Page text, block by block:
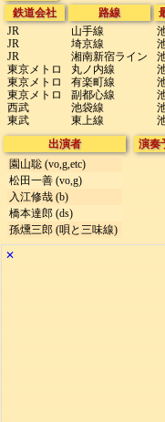
鉄道会社
JR
JR
JR
東京メトロ
東京メトロ
東京メトロ
西武
東武
路線
山手線
埼京線
湘南新宿ライン
丸ノ内線
有楽町線
副都心線
池袋線
東上線
出演者
園山聡 (vo,g,etc)
松田一善 (vo,g)
入江修哉 (b)
橋本達郎 (ds)
孫燻三郎 (唄と三味線)
演奏
✕